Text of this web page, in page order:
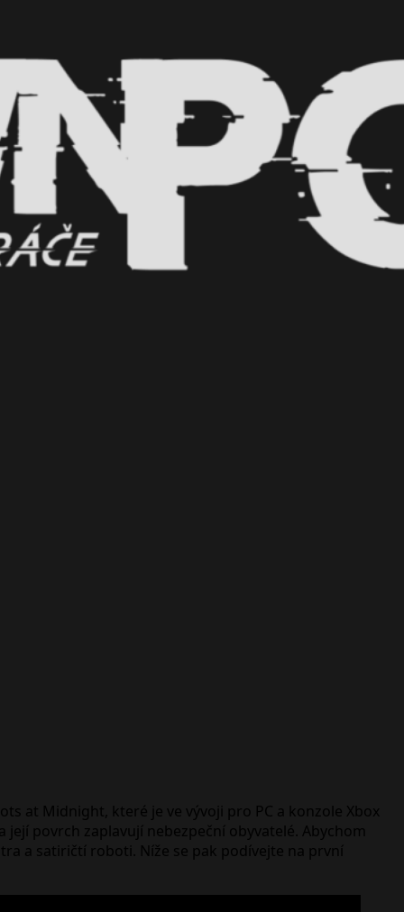
at Midnight, které je ve vývoji pro PC a konzole Xbox
její povrch zaplavují nebezpeční obyvatelé. Abychom
a satiričtí roboti. Níže se pak podívejte na první